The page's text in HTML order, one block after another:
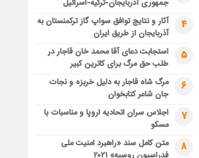
جمهوری آذربایجان-ترکیه-اسرائیل
4
آثار و نتایج توافق سواپ گاز ترکمنستان به
آذربایجان از طریق ایران
5
استجابت دعای آقا محمد خان قاجار در
طلب حق مرگ برای کاترین کبیر
6
مرگ شاه قاجار به دلیل خربزه و نجات
جان شاعر کتابخوان
7
اجلاس سران اتحادیه اروپا و مناسبات با
مسکو
8
متن کامل سند «راهبرد امنیت ملی